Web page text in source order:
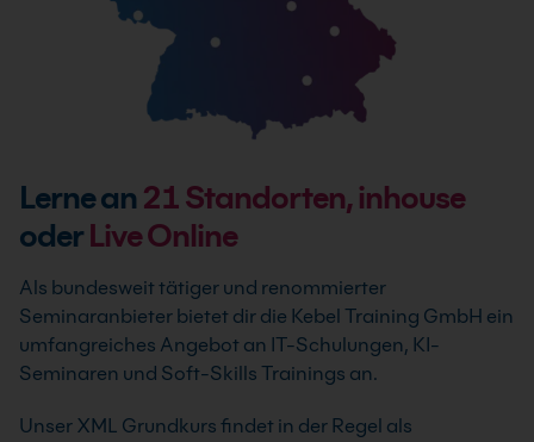
Lerne an 21Standorten, inhouse
oderLive Online
Als bundesweit tätiger und renommierter
Seminaranbieter bietet dir die Kebel Training GmbH ein
umfangreiches Angebot an IT-Schulungen, KI-
Seminaren und Soft-Skills Trainings an.
Unser XML Grundkurs findet in der Regel als